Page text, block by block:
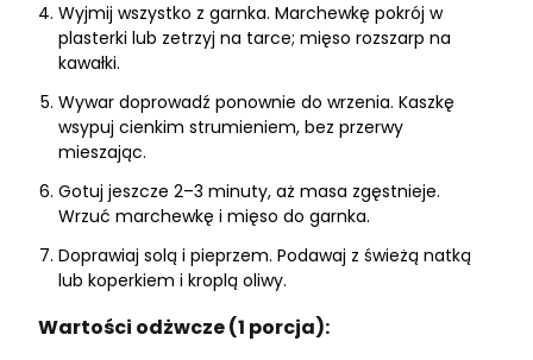
Wyjmij wszystko z garnka. Marchewkę pokrój w
plasterki lub zetrzyj na tarce; mięso rozszarp na
kawałki.
Wywar doprowadź ponownie do wrzenia. Kaszkę
wsypuj cienkim strumieniem, bez przerwy
mieszając.
Gotuj jeszcze 2–3 minuty, aż masa zgęstnieje.
Wrzuć marchewkę i mięso do garnka.
Doprawiaj solą i pieprzem. Podawaj z świeżą natką
lub koperkiem i kroplą oliwy.
Wartości odżwcze (1 porcja):